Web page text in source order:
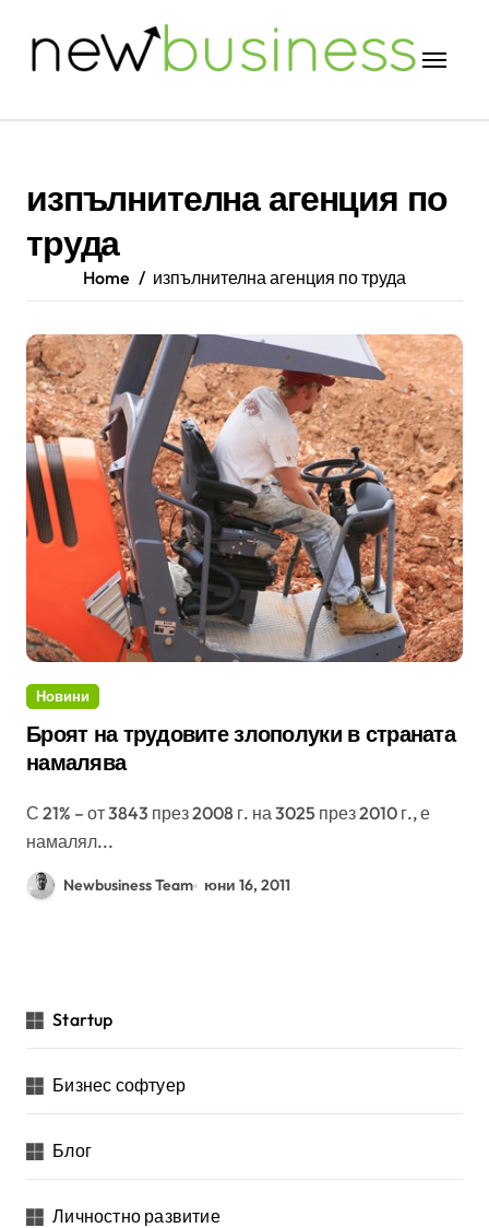
изпълнителна агенция по
труда
Home изпълнителна агенция по труда
Новини
Броят на трудовите злополуки в страната
намалява
С 21% – от 3843 през 2008 г. на 3025 през 2010 г., е
намалял...
Newbusiness Team юни 16, 2011
Startup
Бизнес софтуер
Блог
Личностно развитие